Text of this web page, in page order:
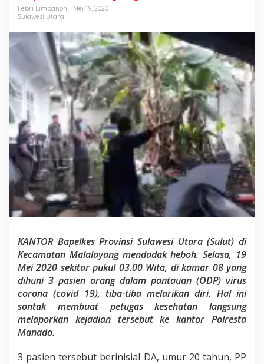
3
P
a
s
i
e
n
O
D
P
d
a
p
e
e
s
M
l
Febri Limbanon
Mei 19, 2020
Sulawesi Utara
KANTOR Bapelkes Provinsi Sulawesi Utara (Sulut) di
Kecamatan Malalayang mendadak heboh. Selasa, 19
Mei 2020 sekitar pukul 03.00 Wita, di kamar 08 yang
dihuni 3 pasien orang dalam pantauan (ODP) virus
corona (covid 19), tiba-tiba melarikan diri. Hal ini
sontak membuat petugas kesehatan langsung
melaporkan kejadian tersebut ke kantor Polresta
Manado.
3 pasien tersebut berinisial DA, umur 20 tahun, PP